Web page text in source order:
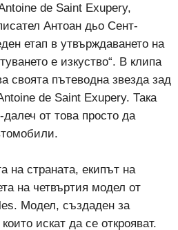
de Saint Exupery,
Антоан дьо Сент-
етап в утвърждаването на
е изкуство“. В клипа
своята пътеводна звезда зад
de Saint Exupery. Така
от това просто да
на страната, екипът на
на четвъртия модел от
Модел, създаден за
искат да се открояват.